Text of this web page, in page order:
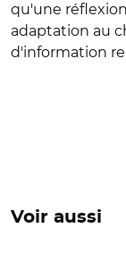
qu'une
adaptation au
d'information
Voir aussi